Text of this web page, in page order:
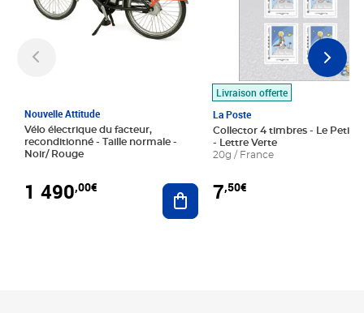
Nouvelle Attitude
Vélo électrique du facteur,
reconditionné - Taille normale -
Noir/ Rouge
1 490,00€ Ajouter au panier
Livraison offerte
La Poste
Collector 4 timbres - Le Petit
- Lettre Verte
20g / France
7,50€